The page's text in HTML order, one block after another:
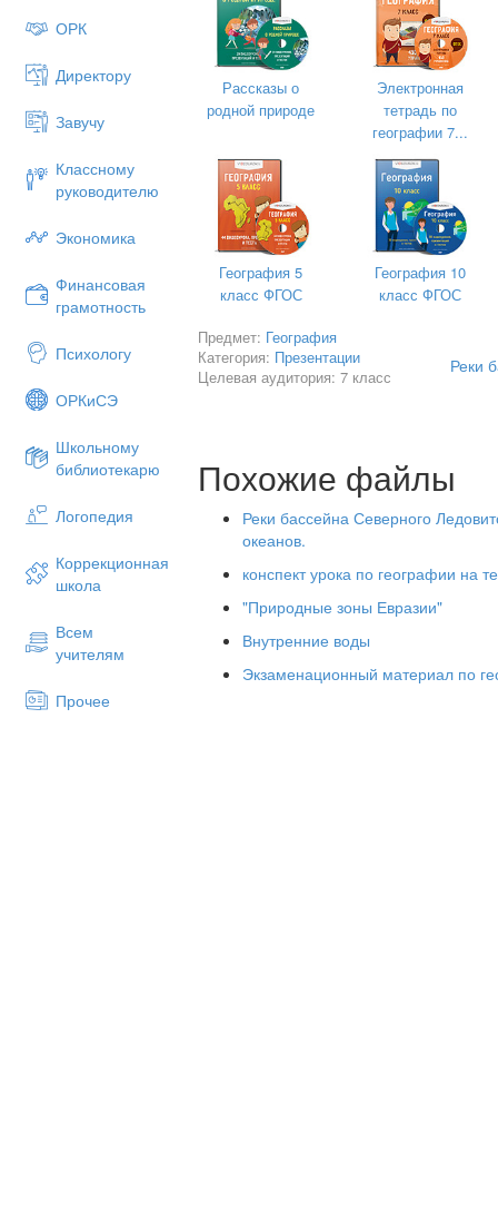
ОРК
Директору
Завучу
Классному
руководителю
Экономика
Финансовая
грамотность
Психологу
ОРКиСЭ
Школьному
библиотекарю
Логопедия
Коррекционная
школа
Всем
учителям
Прочее
Рассказы о
родной природе
Электронная
тетрадь по
географии 7...
География 5
класс ФГОС
География 10
класс ФГОС
Предмет: География
Категория: Презентации
Целевая аудитория: 7 класс
Реки
Похожие файлы
Реки бассейна Северного
океанов.
конспект урока по географии на
"Природные зоны Евразии"
Внутренние воды
Экзаменационный материал по